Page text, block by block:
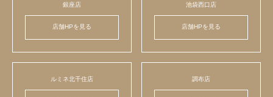
銀座店
店舗HPを見る
池袋西口店
店舗HPを見る
ルミネ北千住店 調布店